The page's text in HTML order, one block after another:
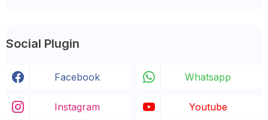
Social Plugin
Facebook Whatsapp
Instagram Youtube